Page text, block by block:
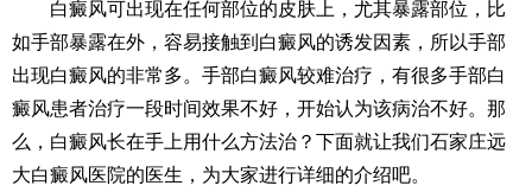
白癜风可出现在任何部位的皮肤上，尤其暴露部位，比
如手部暴露在外，容易接触到白癜风的诱发因素，所以手部
出现白癜风的非常多。手部白癜风较难治疗，有很多手部白
癜风患者治疗一段时间效果不好，开始认为该病治不好。那
么，白癜风长在手上用什么方法治？下面就让我们石家庄远
大白癜风医院的医生，为大家进行详细的介绍吧。